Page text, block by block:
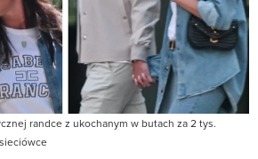
randce z ukochanym w butach za 2 tys.